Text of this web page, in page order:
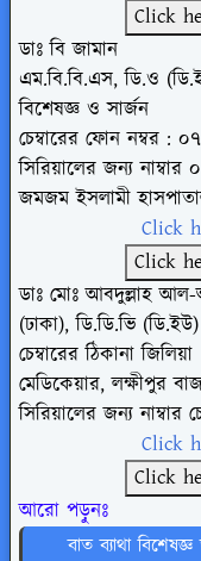
Click
ডাঃ বি জামান
এম.বি.বি.এস, ডি.ও
বিশেষজ্ঞ ও সার্জন
চেম্বারের ফোন নম্বর :
সিরিয়ালের জন্য নাম্বার
জমজম ইসলামী
Click
Click
ডাঃ মোঃ আবদুল্লাহ
(ঢাকা), ডি.ডি.ভি
চেম্বারের ঠিকানা জিলিয়া
মেডিকেয়ার, লক্ষীপুর
সিরিয়ালের জন্য নাম্বার
Click
Click
আরো পড়ুনঃ
বাত ব্যাথা